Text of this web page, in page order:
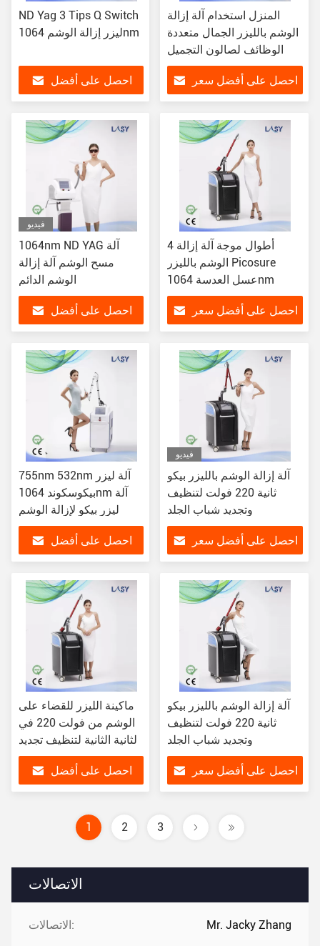
الاتصالات
الاتصالات: Mr. Jacky Zhang
ND Yag 3 Tips Q Switch
ليزر إزالة الوشم 1064nm
احصل على أفضل
المنزل استخدام آلة إزالة
الوشم بالليزر الجمال متعددة
الوظائف لصالون التجميل
احصل على أفضل سعر
فيديو
1064nm ND YAG آلة
مسح الوشم آلة إزالة
الوشم الدائم
احصل على أفضل
4 أطوال موجة آلة إزالة
الوشم بالليزر Picosure
عسل العدسة 1064nm
احصل على أفضل سعر
755nm 532nm آلة ليزر
بيكوسكوند 1064nm آلة
ليزر بيكو لإزالة الوشم
احصل على أفضل
فيديو
آلة إزالة الوشم بالليزر بيكو
ثانية 220 فولت لتنظيف
وتجديد شباب الجلد
احصل على أفضل سعر
ماكينة الليزر للقضاء على
الوشم من فولت 220 في
الثانية الثانية لتنظيف تجديد
الجلد
احصل على أفضل
آلة إزالة الوشم بالليزر بيكو
ثانية 220 فولت لتنظيف
وتجديد شباب الجلد
احصل على أفضل سعر
1 2 3